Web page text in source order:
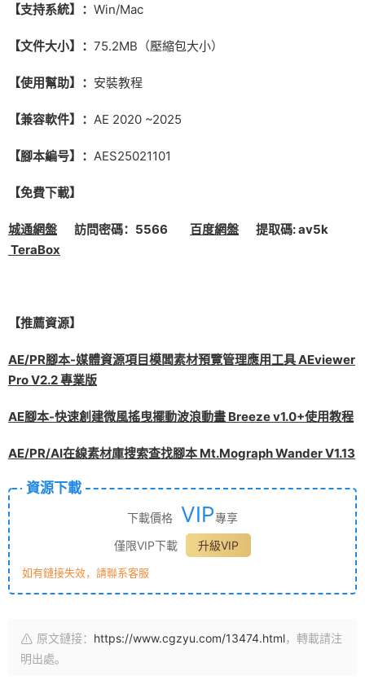
【支持系統】： Win/Mac
【文件大小】： 75.2MB（壓縮包大小）
【使用幫助】： 安裝教程
【兼容軟件】： AE 2020 ~2025
【腳本編号】： AES25021101
【免費下載】
城通網盤 訪問密碼：5566 百度網盤 提取碼: av5k
TeraBox
【推薦資源】
AE/PR腳本-媒體資源項目模闆素材預覽管理應用工具 AEviewer
Pro V2.2 專業版
AE腳本-快速創建微風搖曳擺動波浪動畫 Breeze v1.0+使用教程
AE/PR/AI在線素材庫搜索查找腳本 Mt.Mograph Wander V1.13
資源下載
下載價格 VIP專享
僅限VIP下載
升級VIP
如有鏈接失效，請聯系客服
原文鏈接： https://www.cgzyu.com/13474.html，轉載請注
明出處。